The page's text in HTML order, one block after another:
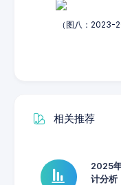
（图八：2023-
相关推荐
2025
计分析